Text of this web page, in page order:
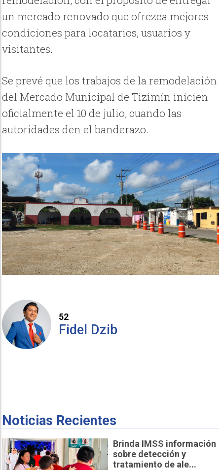
un mercado renovado que ofrezca mejores
condiciones para locatarios, usuarios y
visitantes.
Se prevé que los trabajos de la remodelación
del Mercado Municipal de Tizimín inicien
oficialmente el 10 de julio, cuando las
autoridades den el banderazo.
52
Fidel Dzib
Noticias Recientes
Brinda IMSS información
sobre detección y
tratamiento de ale...